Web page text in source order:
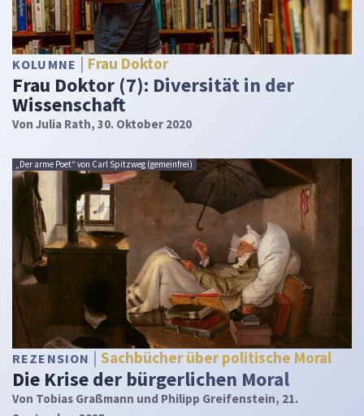
KOLUMNE Frau Doktor
Frau Doktor (7): Diversität in der
Wissenschaft
Von Julia Rath, 30. Oktober 2020
„Der arme Poet“ von Carl Spitzweg (gemeinfrei)
REZENSION Sachbücher über politische Moral
Die Krise der bürgerlichen Moral
Von Tobias Graßmann und Philipp Greifenstein, 21.